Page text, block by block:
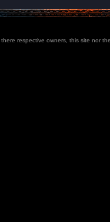
respective owners, this site nor